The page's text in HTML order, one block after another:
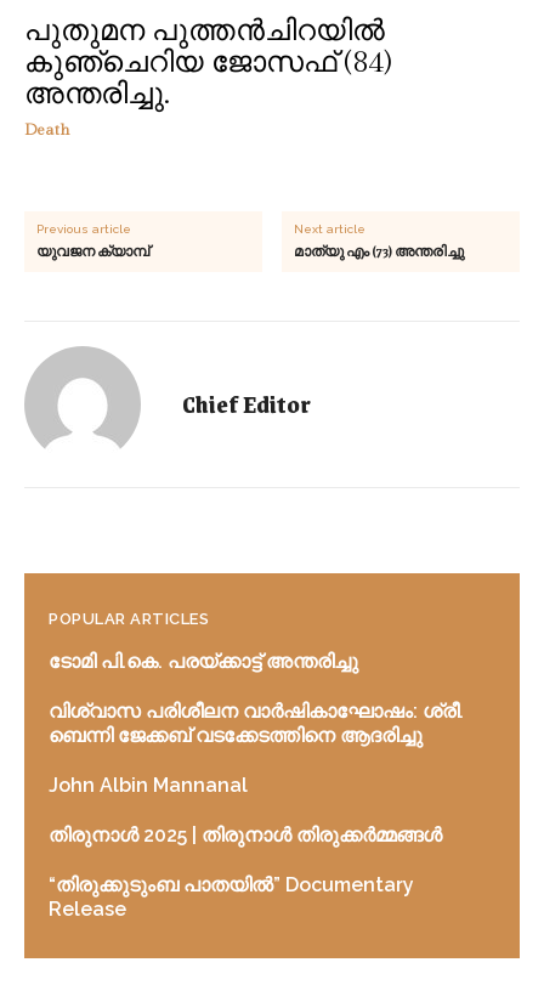
പുതുമന പുത്തൻചിറയിൽ
കുഞ്ചെറിയ ജോസഫ് (84)
അന്തരിച്ചു.
Death
Previous article
യുവജന ക്യാമ്പ്
Next article
മാത്യു എം (73) അന്തരിച്ചു
Chief Editor
POPULAR ARTICLES
ടോമി പി.കെ. പരയ്ക്കാട്ട് അന്തരിച്ചു
വിശ്വാസ പരിശീലന വാർഷികാഘോഷം: ശ്രീ.
ബെന്നി ജേക്കബ് വടക്കേടത്തിനെ ആദരിച്ചു
John Albin Mannanal
തിരുനാൾ 2025 | തിരുനാൾ തിരുക്കർമ്മങ്ങൾ
“തിരുക്കുടുംബ പാതയിൽ” Documentary
Release